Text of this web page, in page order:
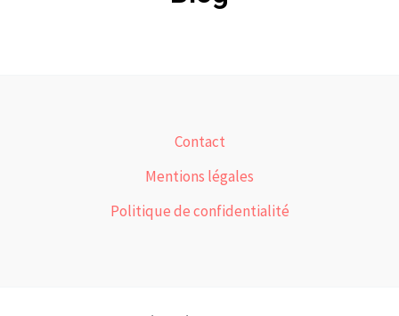
Contact
Mentions légales
Politique de confidentialité